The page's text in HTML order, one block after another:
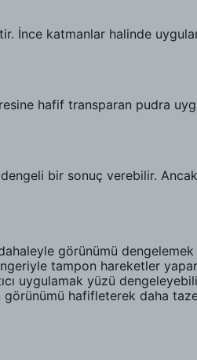
İnce katmanlar halinde
hafif transparan pudra
bir sonuç verebilir.
görünümü dengelemek
tampon hareketler
uygulamak yüzü
görünümü hafifleterek daha